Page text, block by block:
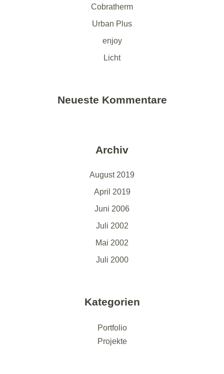
Cobratherm
Urban Plus
enjoy
Licht
Neueste Kommentare
Archiv
August 2019
April 2019
Juni 2006
Juli 2002
Mai 2002
Juli 2000
Kategorien
Portfolio
Projekte